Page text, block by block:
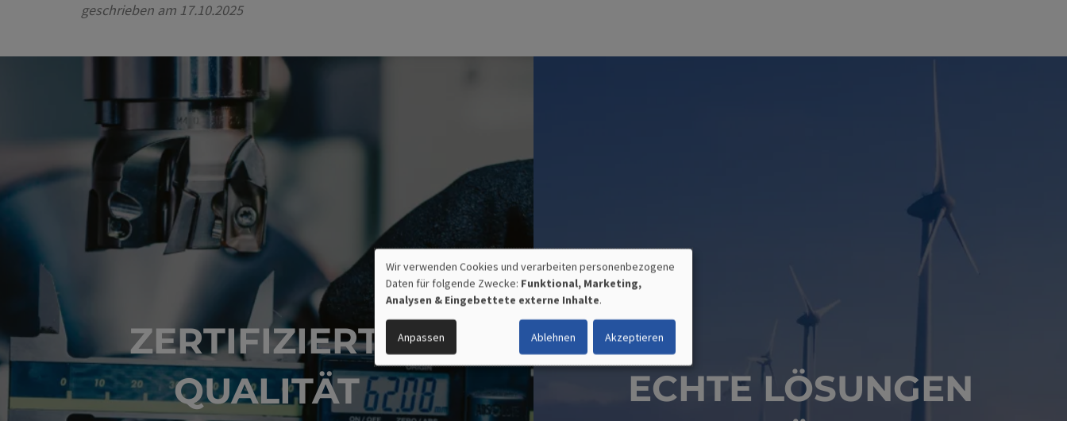
geschrieben am 17.10.2025
ZERTIFIZIERTE
QUALITÄT
ECHTE LÖSUNGEN
VERWENDUNG
PERSONENBEZOGENER
DATEN
UND
Wir verwenden Cookies und verarbeiten personenbezogene
Daten für folgende Zwecke: Funktional, Marketing,
Analysen & Eingebettete externe Inhalte.
Anpassen Ablehnen Akzeptieren